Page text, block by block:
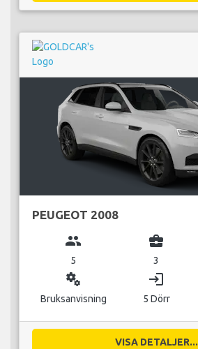
PEUGEOT 2008
group
5
business_center
3
miscellaneous_services
Bruksanvisning
login
5 Dörr
VISA DETALJER...